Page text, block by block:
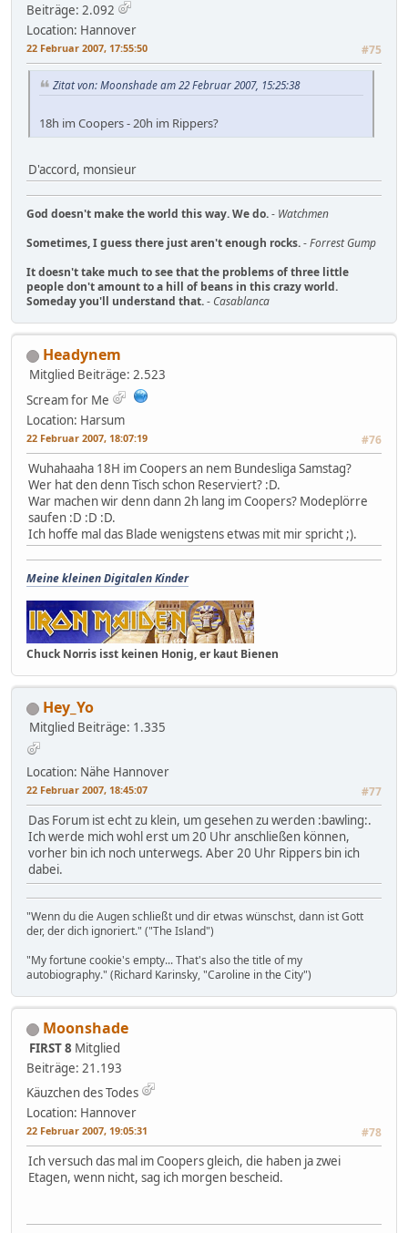
Beiträge: 2.092
Location: Hannover
22 Februar 2007, 17:55:50 #75
Zitat von: Moonshade am 22 Februar 2007, 15:25:38
18h im Coopers - 20h im Rippers?
D'accord, monsieur
God doesn't make the world this way. We do.- Watchmen
Sometimes, I guess there just aren't enough rocks.-Forrest Gump
It doesn't take much to see that the problems of three little
people don't amount to a hill of beans in this crazy world.
Someday you'll understand that.- Casablanca
Headynem
Mitglied Beiträge: 2.523
Scream for Me
Location: Harsum
22 Februar 2007, 18:07:19 #76
Wuhahaaha 18H im Coopers an nem Bundesliga Samstag?
Wer hat den denn Tisch schon Reserviert? :D.
War machen wir denn dann 2h lang im Coopers? Modeplörre
saufen :D :D :D.
Ich hoffe mal das Blade wenigstens etwas mit mir spricht ;).
Meine kleinen Digitalen Kinder
Chuck Norris isst keinen Honig, er kaut Bienen
Hey_Yo
Mitglied Beiträge: 1.335
Location: Nähe Hannover
22 Februar 2007, 18:45:07 #77
Das Forum ist echt zu klein, um gesehen zu werden :bawling:.
Ich werde mich wohl erst um 20 Uhr anschließen können,
vorher bin ich noch unterwegs. Aber 20 Uhr Rippers bin ich
dabei.
"Wenn du die Augen schließt und dir etwas wünschst, dann ist Gott
der, der dich ignoriert." ("The Island")
"My fortune cookie's empty... That's also the title of my
autobiography." (Richard Karinsky, "Caroline in the City")
Moonshade
FIRST 8 Mitglied
Beiträge: 21.193
Käuzchen des Todes
Location: Hannover
22 Februar 2007, 19:05:31 #78
Ich versuch das mal im Coopers gleich, die haben ja zwei
Etagen, wenn nicht, sag ich morgen bescheid.